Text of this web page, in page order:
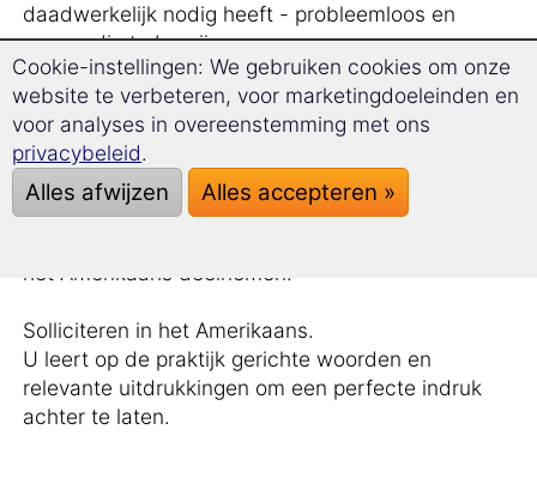
daadwerkelijk nodig heeft - probleemloos en
eenvoudig te begrijpen.
U leert zakelijke brieven in het Amerikaans te
schrijven.
Succesvol in het Amerikaans redeneren.
Leer uw mening in het Amerikaans formuleren.
het Amerikaans deelnemen.
Solliciteren in het Amerikaans.
U leert op de praktijk gerichte woorden en
relevante uitdrukkingen om een perfecte indruk
achter te laten.
Cookie-instellingen: We gebruiken cookies om onze
website te verbeteren, voor marketingdoeleinden en
voor analyses in overeenstemming met ons
privacybeleid.
Alles afwijzen Alles accepteren »